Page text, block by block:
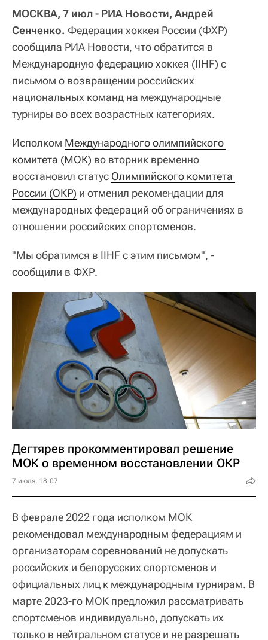
МОСКВА, 7 июл - РИА Новости, Андрей
Сенченко. Федерация хоккея России (ФХР)
сообщила РИА Новости, что обратится в
Международную федерацию хоккея (IIHF) с
письмом о возвращении российских
национальных команд на международные
турниры во всех возрастных категориях.
Исполком Международного олимпийского
комитета (МОК) во вторник временно
восстановил статус Олимпийского комитета
России (ОКР) и отменил рекомендации для
международных федераций об ограничениях в
отношении российских спортсменов.
"Мы обратимся в IIHF с этим письмом", -
сообщили в ФХР.
Дегтярев прокомментировал решение
МОК о временном восстановлении ОКР
7 июля, 18:07
В феврале 2022 года исполком МОК
рекомендовал международным федерациям и
организаторам соревнований не допускать
российских и белорусских спортсменов и
официальных лиц к международным турнирам. В
марте 2023-го МОК предложил рассматривать
спортсменов индивидуально, допускать их
только в нейтральном статусе и не разрешать